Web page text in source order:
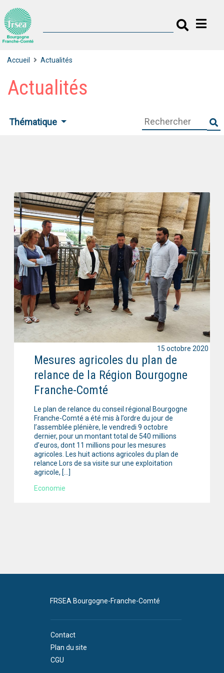
Accueil Actualités
Actualités
Thématique
Mesures agricoles du plan de
relance de la Région Bourgogne
Franche-Comté
Le plan de relance du conseil régional Bourgogne
Franche-Comté a été mis à l’ordre du jour de
l’assemblée plénière, le vendredi 9 octobre
dernier, pour un montant total de 540 millions
d’euros, dont 11 millions pour les mesures
agricoles. Les huit actions agricoles du plan de
relance Lors de sa visite sur une exploitation
agricole, […]
Economie
15 octobre 2020
FRSEA Bourgogne-Franche-Comté
Contact
Plan du site
CGU